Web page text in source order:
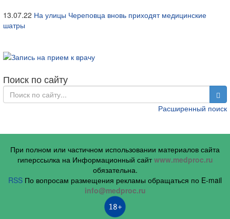
13.07.22 На улицы Череповца вновь приходят медицинские
шатры
Поиск по сайту
Расширенный поиск
При полном или частичном использовании материалов сайта
гиперссылка на Информационный сайтwww.medproc.ru
обязательна.
RSS По вопросам размещения рекламы обращаться по E-mail
info@medproc.ru